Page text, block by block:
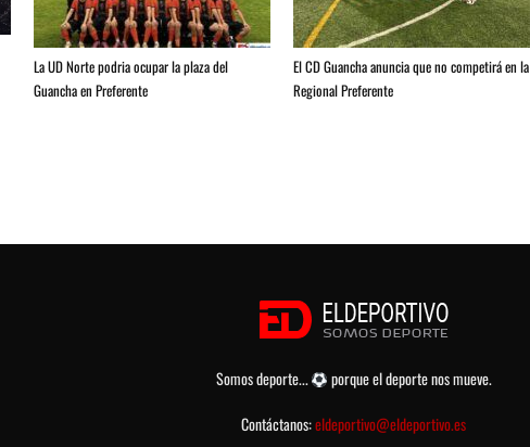
La UD Norte podria ocupar la plaza del
Guancha en Preferente
El CD Guancha anuncia que no competirá en la
Regional Preferente
Somos deporte...
porque el deporte nos mueve.
Contáctanos:eldeportivo@eldeportivo.es